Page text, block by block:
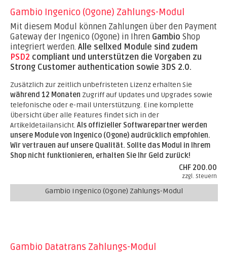
Gambio Ingenico (Ogone) Zahlungs-Modul
Mit diesem Modul können Zahlungen über den Payment
Gateway der Ingenico (Ogone) in Ihren Gambio Shop
integriert werden. Alle sellxed Module sind zudem
PSD2 compliant und unterstützen die Vorgaben zu
Strong Customer authentication sowie 3DS 2.0.
Zusätzlich zur zeitlich unbefristeten Lizenz erhalten Sie
während 12 Monaten Zugriff auf Updates und Upgrades sowie
telefonische oder e-mail Unterstützung. Eine komplette
Übersicht über alle Features findet sich in der
Artikeldetailansicht. Als offizieller Softwarepartner werden
unsere Module von Ingenico (Ogone) audrücklich empfohlen.
Wir vertrauen auf unsere Qualität. Sollte das Modul in Ihrem
Shop nicht funktionieren, erhalten Sie Ihr Geld zurück!
CHF 200.00
zzgl. Steuern
Gambio Ingenico (Ogone) Zahlungs-Modul
Gambio Datatrans Zahlungs-Modul